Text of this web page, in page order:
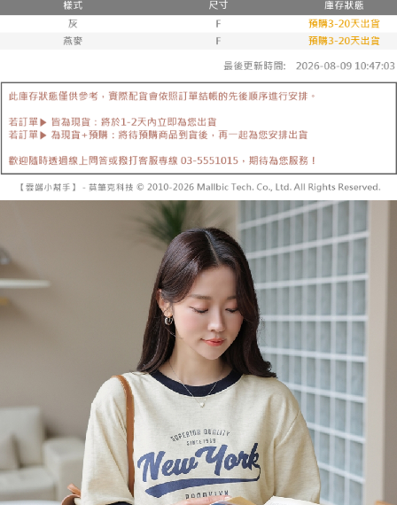
離島郵局配送
每筆NT$90，滿NT$999(含以上)免運費
【宇迅國際】限一般住址，不支援智能櫃 查看運費